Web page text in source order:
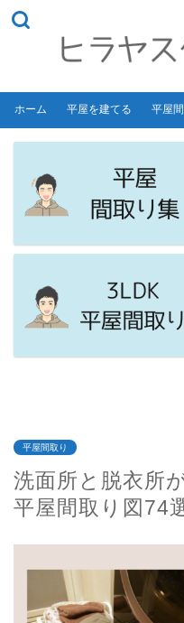
ホーム 平屋を建てる 平屋
平屋間取り
洗面所と脱衣所
平屋間取り図74